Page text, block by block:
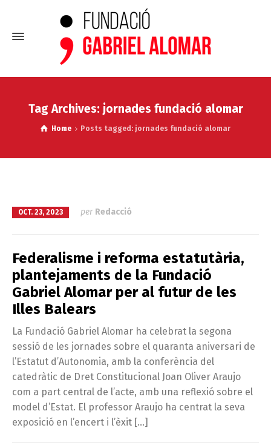
Tag Archives: jornades fundació alomar
Home Posts tagged: jornades fundació alomar
OCT. 23, 2023 per Redacció
Federalisme i reforma estatutària,
plantejaments de la Fundació
Gabriel Alomar per al futur de les
Illes Balears
La Fundació Gabriel Alomar ha celebrat la segona
sessió de les jornades sobre el quaranta aniversari de
l’Estatut d’Autonomia, amb la conferència del
catedràtic de Dret Constitucional Joan Oliver Araujo
com a part central de l’acte, amb una reflexió sobre el
model d’Estat. El professor Araujo ha centrat la seva
exposició en l’encert i l’èxit […]